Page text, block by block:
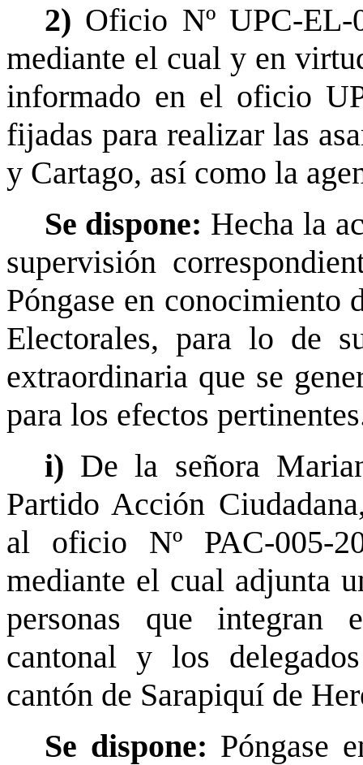
2) Oficio Nº UPC-
mediante el cual y en
informado en el oficio
fijadas para realizar las
y Cartago, así como la
Se dispone: Hecha la
supervisión
Póngase en conocimiento
Electorales, para lo de
extraordinaria que se
para los efectos
i) De la señora
Partido Acción
al oficio Nº PAC-005-
mediante el cual adjunta
personas que integran
cantonal y los
cantón de Sarapiquí de
Se dispone: Póngase